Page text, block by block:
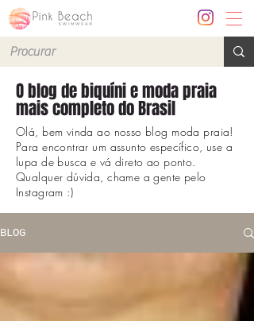
O blog de biquíni e moda praia
mais completo do Brasil
Olá, bem vinda ao nosso blog moda praia!
Para encontrar um assunto específico, use a
lupa de busca e vá direto ao ponto.
Qualquer dúvida, chame a gente pelo
Instagram :)
BLOG